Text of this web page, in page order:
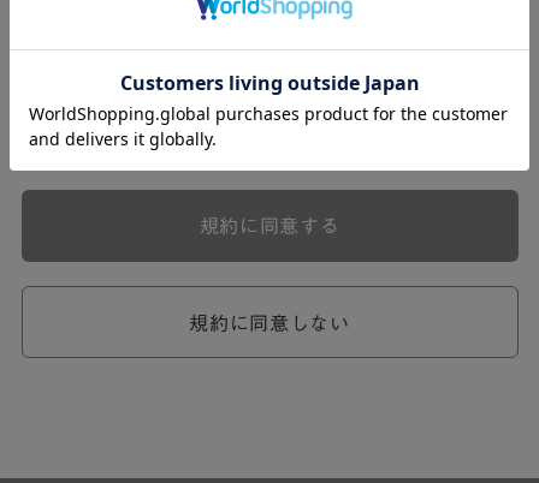
する一連のサービスに関し、弊社が次条の定めに従い入会
本規約は、会員と弊社との間のサービスの利用に関わる一
切の関係に適用されるものとします。
弊社が一連のサービスを提供するにあたり、本規約のほ
ら個別規定はその名称のいかんに関わらず、本規約の一部
めが優先されるものとします。
規約に同意しない
規約に同意する